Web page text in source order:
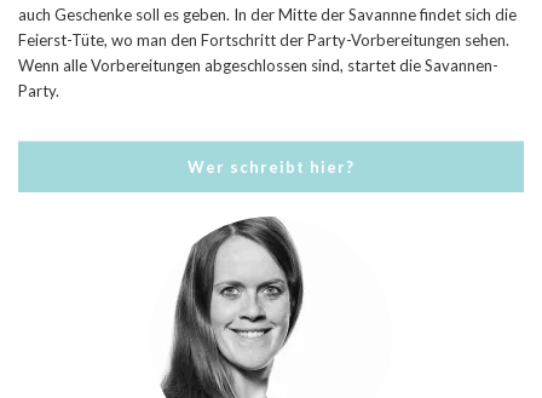
auch Geschenke soll es geben. In der Mitte der Savannne findet sich die
Feierst-Tüte, wo man den Fortschritt der Party-Vorbereitungen sehen.
Wenn alle Vorbereitungen abgeschlossen sind, startet die Savannen-
Party.
Wer schreibt hier?